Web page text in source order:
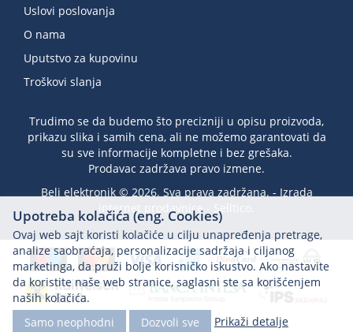
Uslovi poslovanja
O nama
Uputstvo za kupovinu
Troškovi slanja
Trudimo se da budemo što precizniji u opisu proizvoda,
prikazu slika i samih cena, ali ne možemo garantovati da
su sve informacije kompletne i bez grešaka.
Prodavac zadržava pravo izmene.
Beli elektronik © 2026. Sva prava zadržana. - Izrada
internet prodavnice
Selltico.
Upotreba kolačića (eng. Cookies)
Ovaj web sajt koristi kolačiće u cilju unapređenja pretrage,
analize saobraćaja, personalizacije sadržaja i ciljanog
marketinga, da pruži bolje korisničko iskustvo. Ako nastavite
da koristite naše web stranice, saglasni ste sa korišćenjem
naših kolačića.
Samo neophodni
Dozvoli sve Prikaži detalje